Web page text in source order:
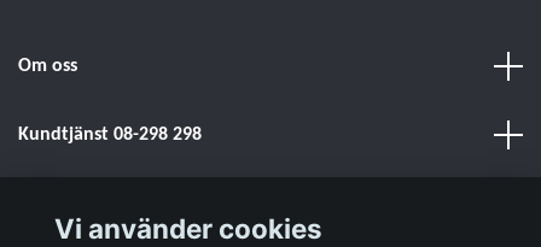
Om oss
Kundtjänst 08-298 298
Vi använder cookies